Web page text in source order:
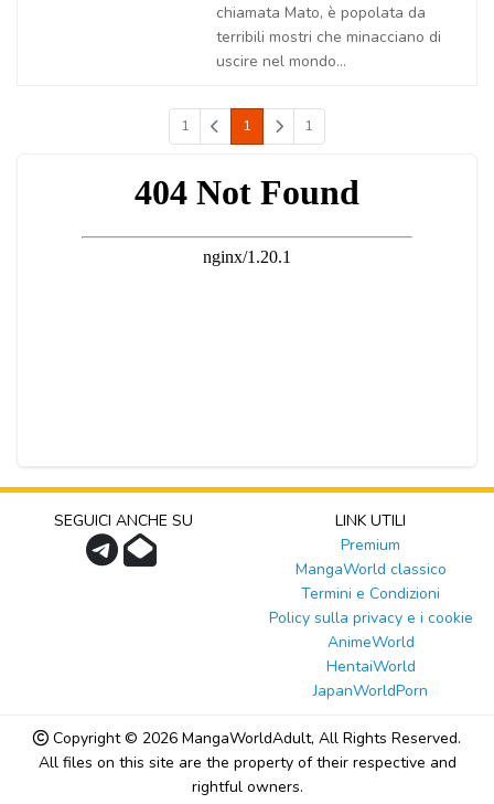
chiamata Mato, è popolata da
terribili mostri che minacciano di
uscire nel mondo...
1 1 1
SEGUICI ANCHE SU
LINK UTILI
Premium
MangaWorld classico
Termini e Condizioni
Policy sulla privacy e i cookie
AnimeWorld
HentaiWorld
JapanWorldPorn
Copyright © 2026 MangaWorldAdult, All Rights Reserved.
All files on this site are the property of their respective and
rightful owners.